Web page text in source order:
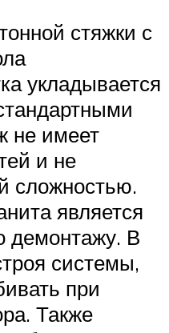
стяжки с
укладывается
не имеет
и не
сложностью.
является
демонтажу. В
системы,
при
Также